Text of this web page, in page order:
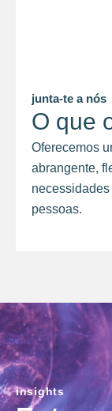
junta-te a nós
O que
Oferecemos
abrangente,
pessoas.
insights